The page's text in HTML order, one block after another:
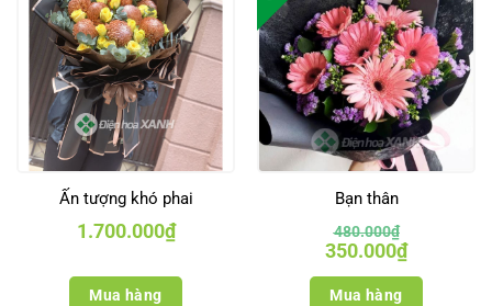
Ấn tượng khó phai
1.700.000₫
Mua hàng
Bạn thân
480.000₫
Giá
gốc
là:
480.000₫.
350.000₫Giá
hiện
tại
Mua hàng